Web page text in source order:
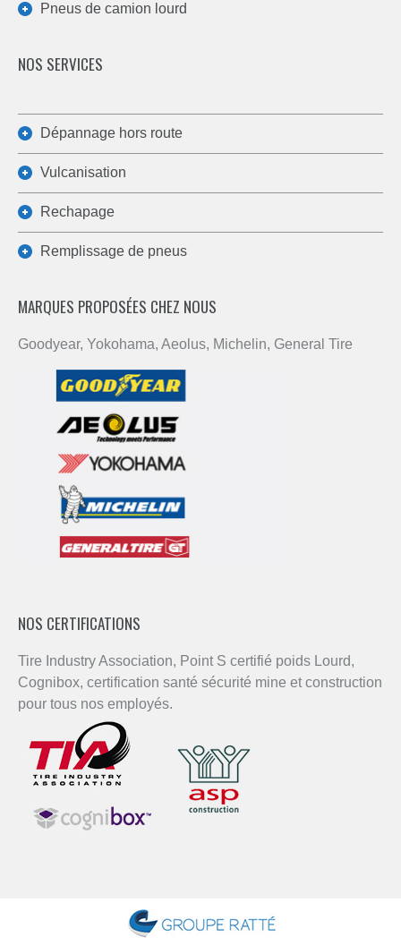
Pneus de camion lourd
NOS SERVICES
Dépannage hors route
Vulcanisation
Rechapage
Remplissage de pneus
MARQUES PROPOSÉES CHEZ NOUS
Goodyear, Yokohama, Aeolus, Michelin, General Tire
NOS CERTIFICATIONS
Tire Industry Association, Point S certifié poids Lourd,
Cognibox, certification santé sécurité mine et construction
pour tous nos employés.